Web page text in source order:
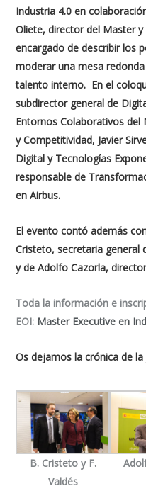
Industria 4.0 en
Oliete, director del Master
encargado de describir los
moderar una mesa
talento interno. En el
subdirector general de
Entornos Colaborativos del
y Competitividad, Javier
Digital y Tecnologías
responsable de
en Airbus.
El evento contó además
Cristeto, secretaria general
y de Adolfo Cazorla,
Toda la información e
EOI: Master Executive en
Os dejamos la crónica de
B. Cristeto y F.
Valdés